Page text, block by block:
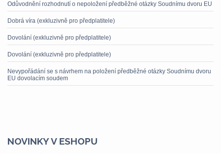
Odůvodnění rozhodnutí o nepoložení předběžné otázky Soudnímu dvoru EU
Dobrá víra (exkluzivně pro předplatitele)
Dovolání (exkluzivně pro předplatitele)
Dovolání (exkluzivně pro předplatitele)
Nevypořádání se s návrhem na položení předběžné otázky Soudnímu dvoru
EU dovolacím soudem
NOVINKY V ESHOPU